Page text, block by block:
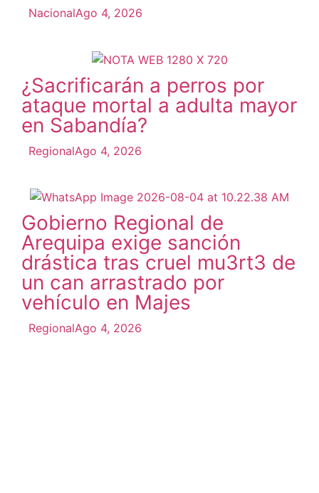
NacionalAgo 4, 2026
¿Sacrificarán a perros por
ataque mortal a adulta mayor
en Sabandía?
RegionalAgo 4, 2026
Gobierno Regional de
Arequipa exige sanción
drástica tras cruel mu3rt3 de
un can arrastrado por
vehículo en Majes
RegionalAgo 4, 2026